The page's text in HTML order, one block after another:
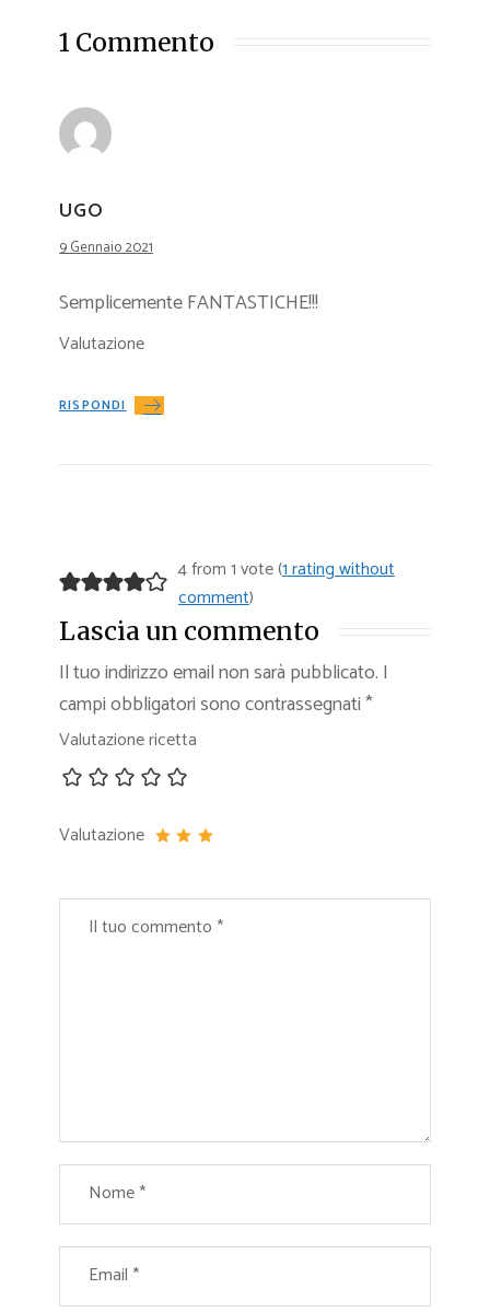
1 Commento
UGO
9 Gennaio 2021
Semplicemente FANTASTICHE!!!
Valutazione
RISPONDI
4 from 1 vote (1 rating without
comment)
Lascia un commento
Il tuo indirizzo email non sarà pubblicato. I
campi obbligatori sono contrassegnati*
Valutazione ricetta
Valutazione